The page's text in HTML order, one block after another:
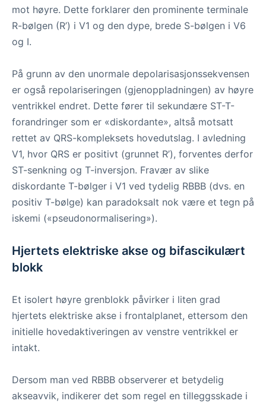
mot høyre. Dette forklarer den prominente terminale
R-bølgen (R’) i V1 og den dype, brede S-bølgen i V6
og I.
På grunn av den unormale depolarisasjonssekvensen
er også repolariseringen (gjenoppladningen) av høyre
ventrikkel endret. Dette fører til sekundære ST-T-
forandringer som er «diskordante», altså motsatt
rettet av QRS-kompleksets hovedutslag. I avledning
V1, hvor QRS er positivt (grunnet R’), forventes derfor
ST-senkning og T-inversjon. Fravær av slike
diskordante T-bølger i V1 ved tydelig RBBB (dvs. en
positiv T-bølge) kan paradoksalt nok være et tegn på
iskemi («pseudonormalisering»).
Hjertets elektriske akse og bifascikulært
blokk
Et isolert høyre grenblokk påvirker i liten grad
hjertets elektriske akse i frontalplanet, ettersom den
initielle hovedaktiveringen av venstre ventrikkel er
intakt.
Dersom man ved RBBB observerer et betydelig
akseavvik, indikerer det som regel en tilleggsskade i